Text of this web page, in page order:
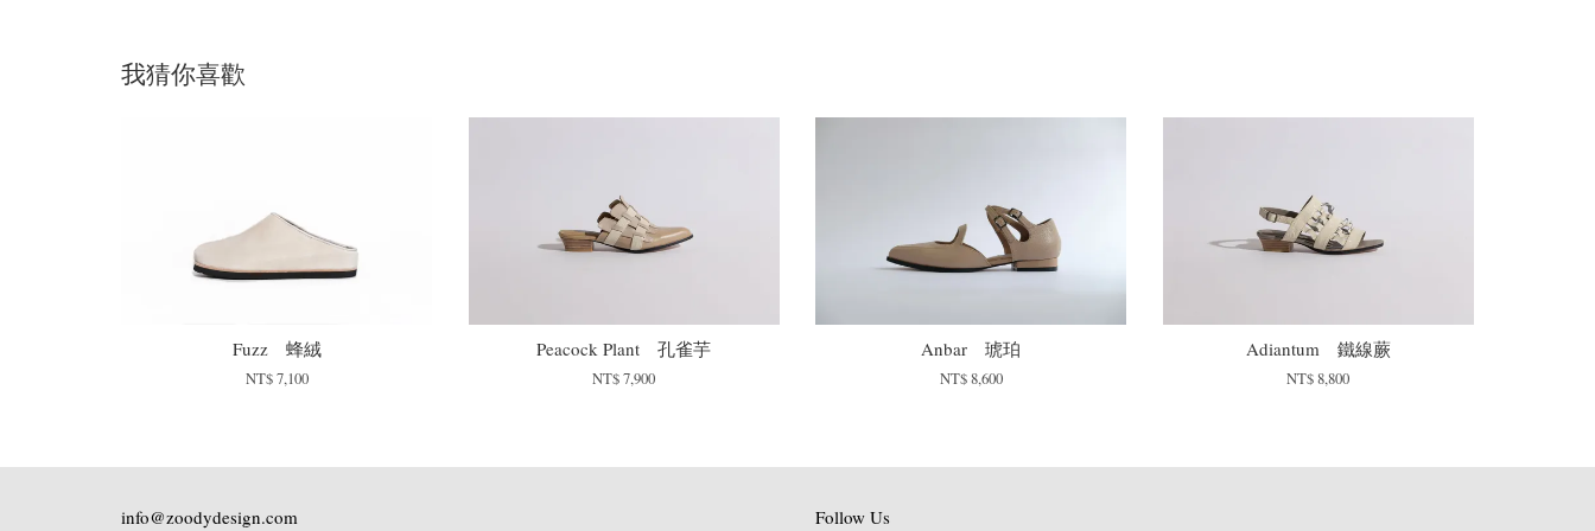
我猜你喜歡
Fuzz 蜂絨
NT$ 7,100
Peacock Plant 孔雀芋
NT$ 7,900
Anbar 琥珀
NT$ 8,600
Adiantum 鐵線蕨
NT$ 8,800
info@zoodydesign.com Follow Us